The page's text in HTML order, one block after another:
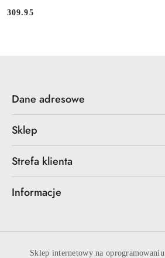
Cena:
309.95
Dane adresowe
Sklep
Strefa klienta
Informacje
Sklep internetowy na oprogramowaniu